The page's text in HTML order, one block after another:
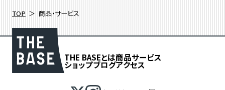
TOP 商品・サービス
THE BASEとは商品サービス
ショップブログアクセス